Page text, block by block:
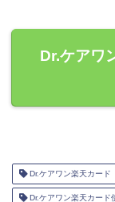
Dr.ケアワ
Dr.ケアワン楽天カード
Dr.ケアワン楽天カード